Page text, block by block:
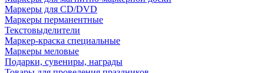
Маркеры для CD/DVD
Маркеры перманентные
Текстовыделители
Маркер-краска специальные
Маркеры меловые
Подарки, сувениры, награды